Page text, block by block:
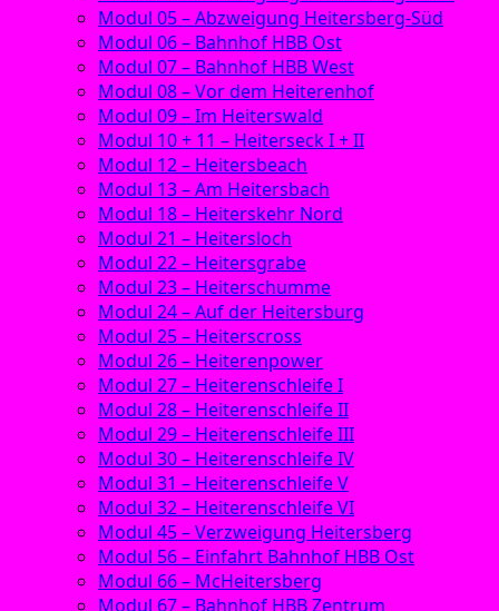
Modul 05 – Abzweigung Heitersberg-Süd
Modul 06 – Bahnhof HBB Ost
Modul 07 – Bahnhof HBB West
Modul 08 – Vor dem Heiterenhof
Modul 09 – Im Heiterswald
Modul 10 + 11 – Heiterseck I + II
Modul 12 – Heitersbeach
Modul 13 – Am Heitersbach
Modul 18 – Heiterskehr Nord
Modul 21 – Heitersloch
Modul 22 – Heitersgrabe
Modul 23 – Heiterschumme
Modul 24 – Auf der Heitersburg
Modul 25 – Heiterscross
Modul 26 – Heiterenpower
Modul 27 – Heiterenschleife I
Modul 28 – Heiterenschleife II
Modul 29 – Heiterenschleife III
Modul 30 – Heiterenschleife IV
Modul 31 – Heiterenschleife V
Modul 32 – Heiterenschleife VI
Modul 45 – Verzweigung Heitersberg
Modul 56 – Einfahrt Bahnhof HBB Ost
Modul 66 – McHeitersberg
Modul 67 – Bahnhof HBB Zentrum